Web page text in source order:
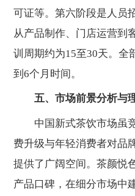
可证等。第六阶段是人员
从产品制作、门店运营到
训周期约为15至30天。全
到6个月时间。
五、市场前景分析与
中国新式茶饮市场虽竞
费升级与年轻消费者对品
提供了广阔空间。茶颜悦
产品口碑，在细分市场中